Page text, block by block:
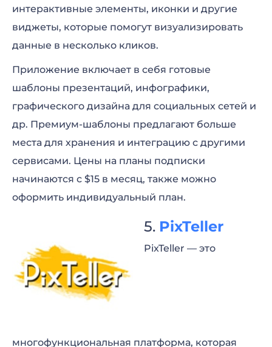
интерактивные элементы, иконки и другие
виджеты, которые помогут визуализировать
данные в несколько кликов.
Приложение включает в себя готовые
шаблоны презентаций, инфографики,
графического дизайна для социальных сетей и
др. Премиум-шаблоны предлагают больше
места для хранения и интеграцию с другими
сервисами. Цены на планы подписки
начинаются с $15 в месяц, также можно
оформить индивидуальный план.
PixTeller
PixTeller — это
многофункциональная платформа, которая